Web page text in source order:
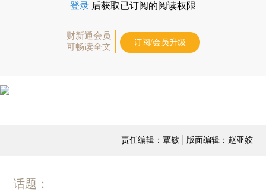
登录 后获取已订阅的阅读权限
财新通会员
可畅读全文
订阅/会员升级
责任编辑：覃敏 | 版面编辑：赵亚姣
话题：